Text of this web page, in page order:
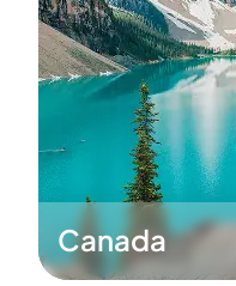
Canada